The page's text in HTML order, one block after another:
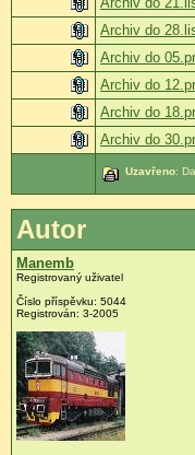
Archiv do
Archiv do
Archiv do
Archiv do
Archiv do
Uzavřeno:
Autor
Manemb
Registrovaný uživatel
Číslo příspěvku: 5044
Registrován: 3-2005